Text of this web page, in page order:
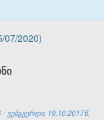
2020)
ვებგვერდი, 19.10.2017წ.